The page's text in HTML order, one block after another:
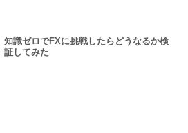
知識ゼロでFXに挑戦したらどうなるか検
証してみた